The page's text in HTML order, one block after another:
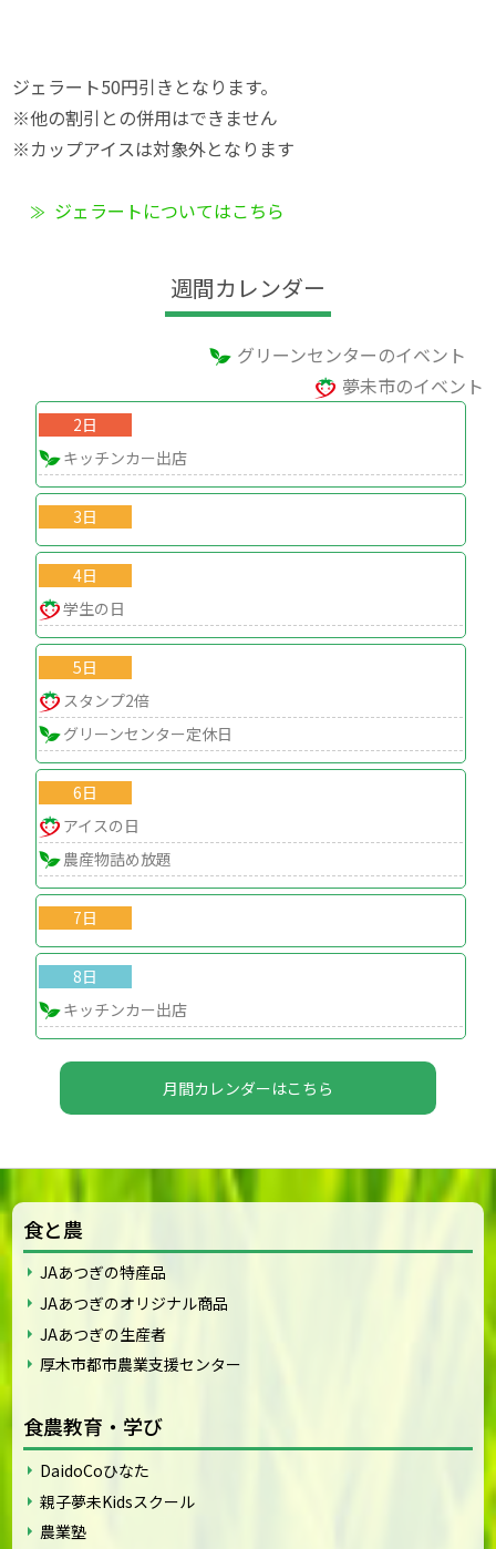
ジェラート50円引きとなります。
※他の割引との併用はできません
※カップアイスは対象外となります
ジェラートについてはこちら
週間カレンダー
グリーンセンターのイベント
夢未市のイベント
2日
キッチンカー出店
3日
4日
学生の日
5日
スタンプ2倍
グリーンセンター定休日
6日
アイスの日
農産物詰め放題
7日
8日
キッチンカー出店
月間カレンダーはこちら
食と農
JAあつぎの特産品
JAあつぎのオリジナル商品
JAあつぎの生産者
厚木市都市農業支援センター
食農教育・学び
DaidoCoひなた
親子夢未Kidsスクール
農業塾